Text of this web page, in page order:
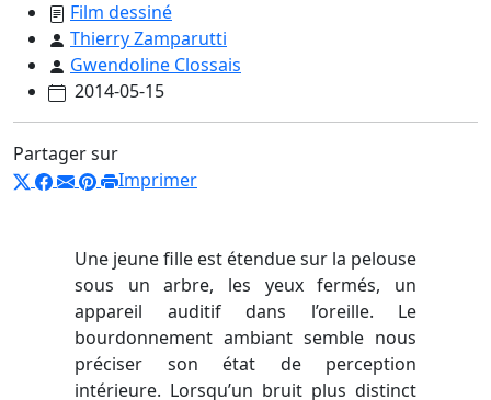
Film dessiné
Thierry Zamparutti
Gwendoline Clossais
2014-05-15
Partager sur
Imprimer
Une jeune fille est étendue sur la pelouse
sous un arbre, les yeux fermés, un
appareil auditif dans l’oreille. Le
bourdonnement ambiant semble nous
préciser son état de perception
intérieure. Lorsqu’un bruit plus distinct